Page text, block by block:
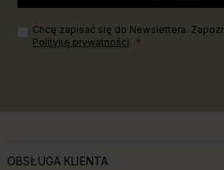
Chcę zapisać się do Newslettera.
Politykę prywatności.
OBSŁUGA KLIENTA